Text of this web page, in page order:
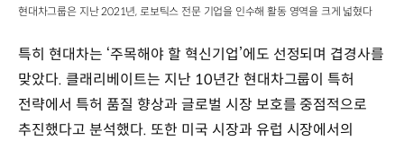
현대차그룹은 지난 2021년, 로보틱스 전문 기업을 인수해 활동 영역을 크게 넓혔다
특히 현대차는 ‘주목해야 할 혁신기업’에도 선정되며 겹경사를
맞았다. 클래리베이트는 지난 10년간 현대차그룹이 특허
전략에서 특허 품질 향상과 글로벌 시장 보호를 중점적으로
추진했다고 분석했다. 또한 미국 시장과 유럽 시장에서의